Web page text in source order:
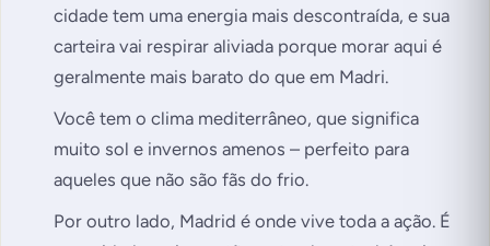
cidade tem uma energia mais descontraída, e sua
carteira vai respirar aliviada porque morar aqui é
geralmente mais barato do que em Madri.
Você tem o clima mediterrâneo, que significa
muito sol e invernos amenos – perfeito para
aqueles que não são fãs do frio.
Por outro lado, Madrid é onde vive toda a ação. É